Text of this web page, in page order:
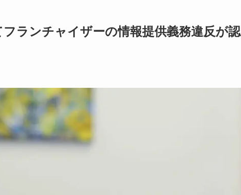
ランチャイザーの情報提供義務違反が認